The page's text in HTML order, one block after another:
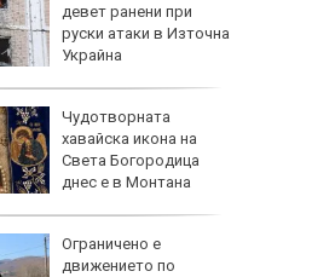
девет ранени при
руски атаки в Източна
Украйна
Чудотворната
хавайска икона на
Света Богородица
днес е в Монтана
Ограничено е
движението по